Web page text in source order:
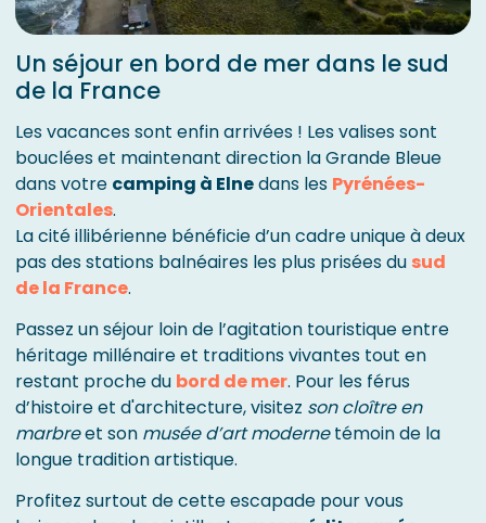
Un séjour en bord de mer dans le sud
de la France
Les vacances sont enfin arrivées ! Les valises sont
bouclées et maintenant direction la Grande Bleue
dans votre camping à Elnedans les Pyrénées-
Orientales.
La cité illibérienne bénéficie d’un cadre unique à deux
pas des stations balnéaires les plus prisées du sud
de la France.
Passez un séjour loin de l’agitation touristique entre
héritage millénaire et traditions vivantes tout en
restant proche du bord de mer. Pour les férus
d’histoire et d'architecture, visitez son cloître en
marbreet son musée d’art modernetémoin de la
longue tradition artistique.
Profitez surtout de cette escapade pour vous